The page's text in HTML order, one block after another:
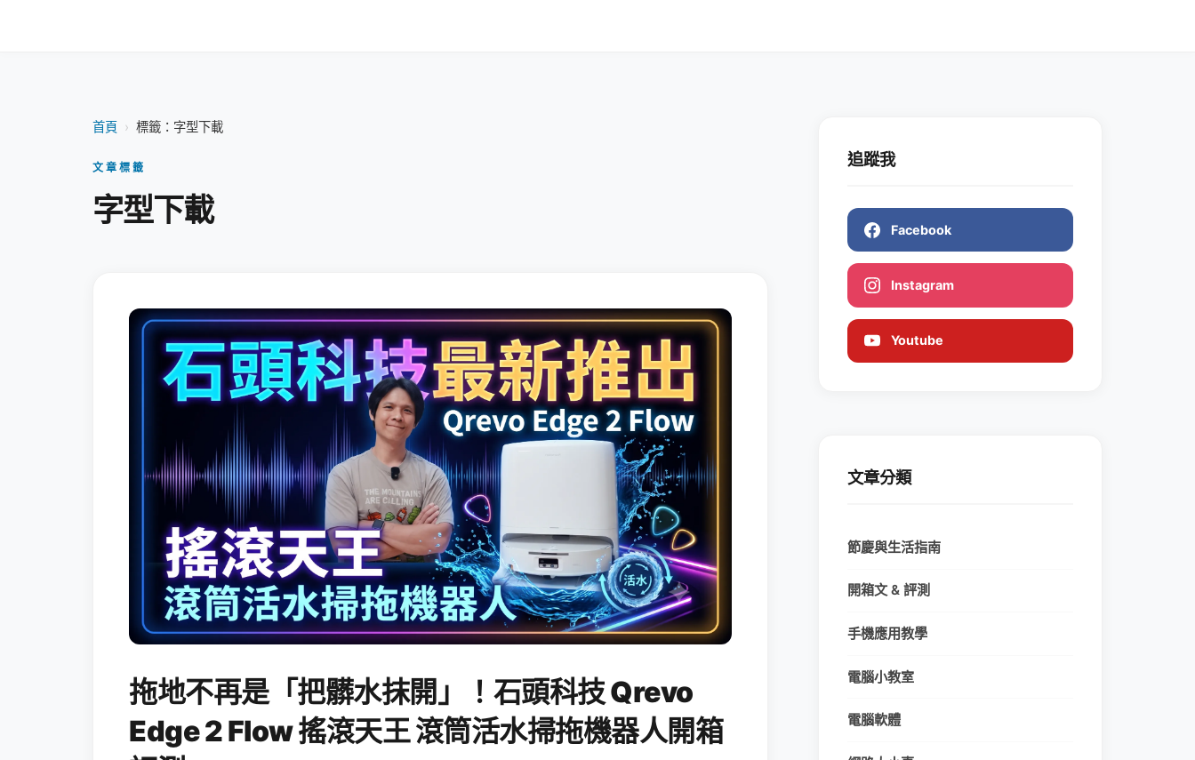
首頁 › 標籤：字型下載
文章標籤
字型下載
拖地不再是「把髒水抹開」！石頭科技 Qrevo
Edge 2 Flow 搖滾天王 滾筒活水掃拖機器人開箱
追蹤我
Facebook
Instagram
Youtube
文章分類
節慶與生活指南
開箱文 & 評測
手機應用教學
電腦小教室
電腦軟體